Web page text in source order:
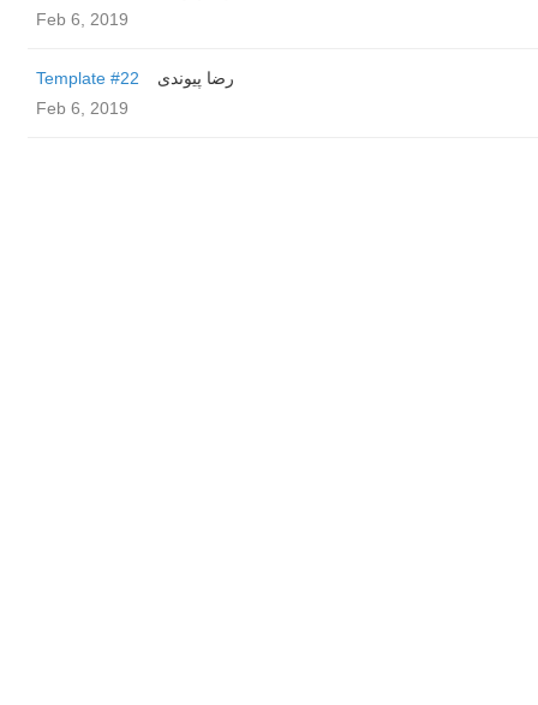
Feb 6, 2019
Template #22
رضا پیوندی
Feb 6, 2019